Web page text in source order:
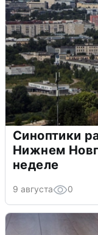
Синоптики
Нижнем
неделе
9 августа 0